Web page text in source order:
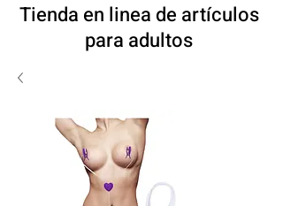
Tienda en linea de artículos
para adultos